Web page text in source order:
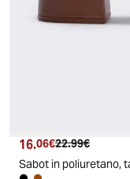
Prezzo attuale
16.06€ Prezzo
22.99€
Sabot in poliuretano,